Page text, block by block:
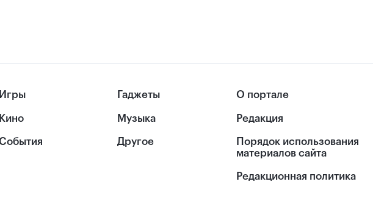
Игры
Кино
Гаджеты
Музыка
Другое
О портале
Редакция
Порядок использования
материалов сайта
Редакционная политика